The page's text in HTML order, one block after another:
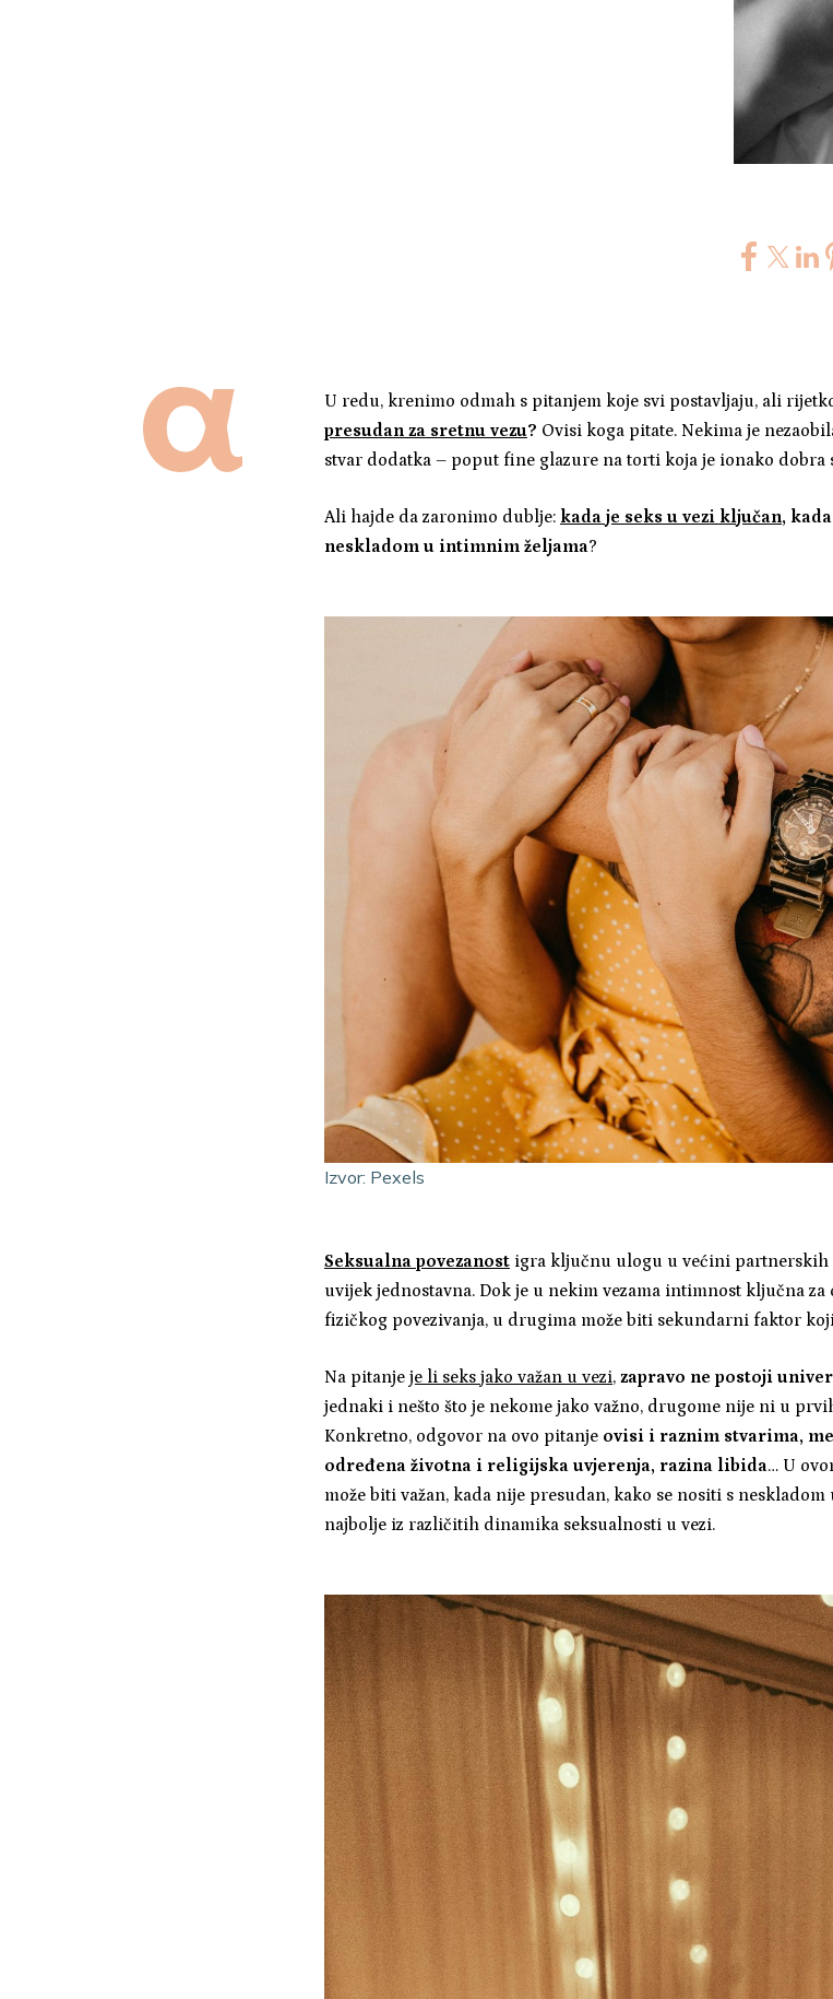
U redu, krenimo odmah s pitanjem koje svi postavljaju, ali
presudan za sretnu vezu? Ovisi koga pitate. Nekima je
stvar dodatka – poput fine glazure na torti koja je ionako dobra
Ali hajde da zaronimo dublje: kada je seks u vezi ključan,
neskladom u intimnim željama?
Izvor: Pexels
Seksualna povezanostigra ključnu ulogu u većini partnerskih
uvijek jednostavna. Dok je u nekim vezama intimnost ključna
fizičkog povezivanja, u drugima može biti sekundarni faktor
Na pitanje je li seks jako važan u vezi, zapravo ne postoji
jednaki i nešto što je nekome jako važno, drugome nije ni u
Konkretno, odgovor na ovo pitanje ovisi i raznim stvarima,
određena životna i religijska uvjerenja, razina libida… U
može biti važan, kada nije presudan, kako se nositi s
najbolje iz različitih dinamika seksualnosti u vezi.